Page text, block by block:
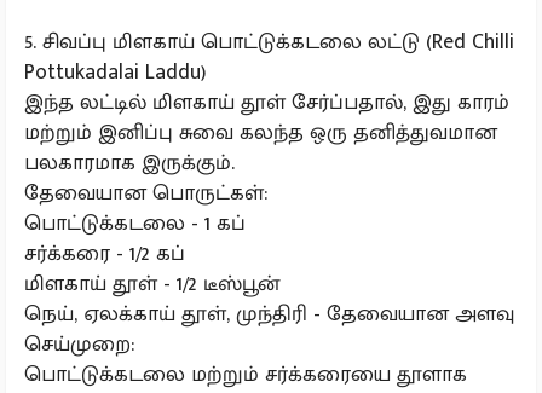
5. சிவப்பு மிளகாய் பொட்டுக்கடலை லட்டு (Red Chilli
Pottukadalai Laddu)
இந்த லட்டில் மிளகாய் தூள் சேர்ப்பதால், இது காரம்
மற்றும் இனிப்பு சுவை கலந்த ஒரு தனித்துவமான
பலகாரமாக இருக்கும்.
தேவையான பொருட்கள்:
பொட்டுக்கடலை - 1 கப்
சர்க்கரை - 1/2 கப்
மிளகாய் தூள் - 1/2 டீஸ்பூன்
நெய், ஏலக்காய் தூள், முந்திரி - தேவையான அளவு
செய்முறை:
பொட்டுக்கடலை மற்றும் சர்க்கரையை தூளாக